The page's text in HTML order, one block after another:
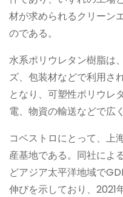
材が求められるクリーン
のである。
水系ポリウレタン樹脂は
ズ、包装材などで利用さ
となり、可塑性ポリウレ
電、物資の輸送などで広
コベストロにとって、上
産基地である。同社によ
どアジア太平洋地域で
伸びを示しており、2021